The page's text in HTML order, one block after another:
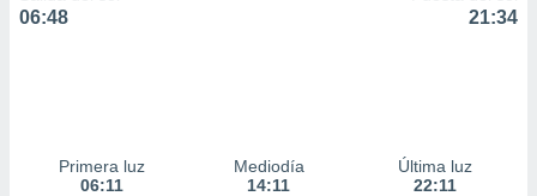
06:48 21:34
Primera luz
06:11
Mediodía
14:11
Última luz
22:11